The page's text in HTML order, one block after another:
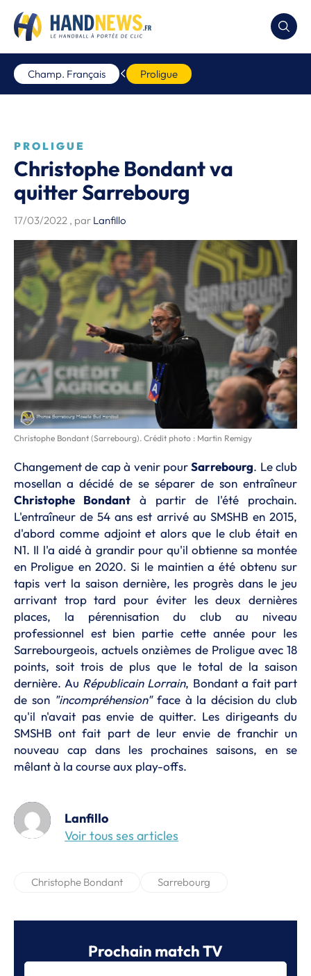
Champ. Français Proligue
PROLIGUE
Christophe Bondant va
quitter Sarrebourg
17/03/2022 , par Lanfillo
Christophe Bondant (Sarrebourg). Crédit photo : Martin Remigy
Changement de cap à venir pourSarrebourg. Le club
mosellan a décidé de se séparer de son entraîneur
Christophe Bondant à partir de l'été prochain.
L'entraîneur de 54 ans est arrivé au SMSHB en 2015,
d'abord comme adjoint et alors que le club était en
N1. Il l'a aidé à grandir pour qu'il obtienne sa montée
en Proligue en 2020. Si le maintien a été obtenu sur
tapis vert la saison dernière, les progrès dans le jeu
arrivant trop tard pour éviter les deux dernières
places, la pérennisation du club au niveau
professionnel est bien partie cette année pour les
Sarrebourgeois, actuels onzièmes de Proligue avec 18
points, soit trois de plus que le total de la saison
dernière. Au Républicain Lorrain, Bondant a fait part
de son "incompréhension"face à la décision du club
qu'il n'avait pas envie de quitter. Les dirigeants du
SMSHB ont fait part de leur envie de franchir un
nouveau cap dans les prochaines saisons, en se
mêlant à la course aux play-offs.
Lanfillo
Voir tous ses articles
Christophe Bondant Sarrebourg
Prochain match TV